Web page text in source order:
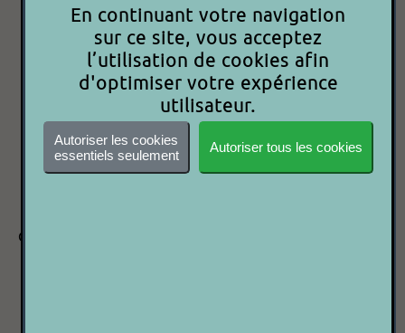
Acheter maintenant
Besoin d'aide ?
Contactez-nous
Code article : 9000000011755
Caractéristiques
En continuant votre navigation
sur ce site, vous acceptez
l’utilisation de cookies afin
d'optimiser votre expérience
utilisateur.
Autoriser les cookies
essentiels seulement
Autoriser tous les cookies